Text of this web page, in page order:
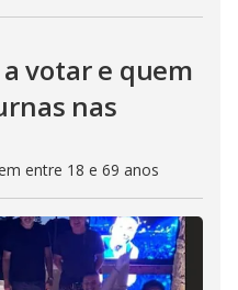
votar e quem
nas
entre 18 e 69 anos